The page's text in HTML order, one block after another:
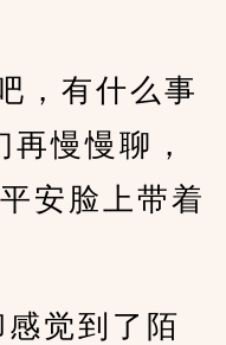
，有什么事
慢慢聊，
安脸上带着
觉到了陌